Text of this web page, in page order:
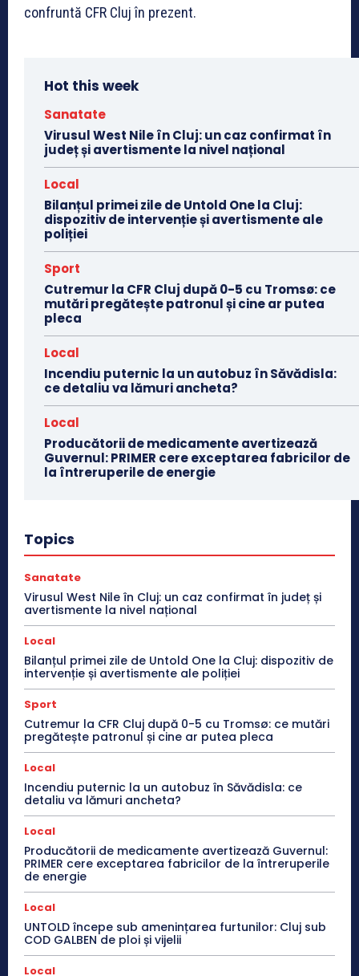
confruntă CFR Cluj în prezent.
Hot this week
Sanatate
Virusul West Nile în Cluj: un caz confirmat în
județ și avertismente la nivel național
Local
Bilanțul primei zile de Untold One la Cluj:
dispozitiv de intervenție și avertismente ale
poliției
Sport
Cutremur la CFR Cluj după 0-5 cu Tromsø: ce
mutări pregătește patronul și cine ar putea
pleca
Local
Incendiu puternic la un autobuz în Săvădisla:
ce detaliu va lămuri ancheta?
Local
Producătorii de medicamente avertizează
Guvernul: PRIMER cere exceptarea fabricilor de
la întreruperile de energie
Topics
Sanatate
Virusul West Nile în Cluj: un caz confirmat în județ și
avertismente la nivel național
Local
Bilanțul primei zile de Untold One la Cluj: dispozitiv de
intervenție și avertismente ale poliției
Sport
Cutremur la CFR Cluj după 0-5 cu Tromsø: ce mutări
pregătește patronul și cine ar putea pleca
Local
Incendiu puternic la un autobuz în Săvădisla: ce
detaliu va lămuri ancheta?
Local
Producătorii de medicamente avertizează Guvernul:
PRIMER cere exceptarea fabricilor de la întreruperile
de energie
Local
UNTOLD începe sub amenințarea furtunilor: Cluj sub
COD GALBEN de ploi și vijelii
Local